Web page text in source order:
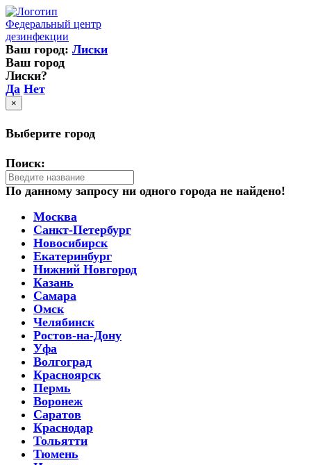
Федеральный центр
дезинфекции
Ваш город: Лиски
Ваш город
Лиски?
Да Нет
×
Выберите город
Поиск:
По данному запросу ни одного города не найдено!
Москва
Санкт-Петербург
Новосибирск
Екатеринбург
Нижний Новгород
Казань
Самара
Омск
Челябинск
Ростов-на-Дону
Уфа
Волгоград
Красноярск
Пермь
Воронеж
Саратов
Краснодар
Тольятти
Тюмень